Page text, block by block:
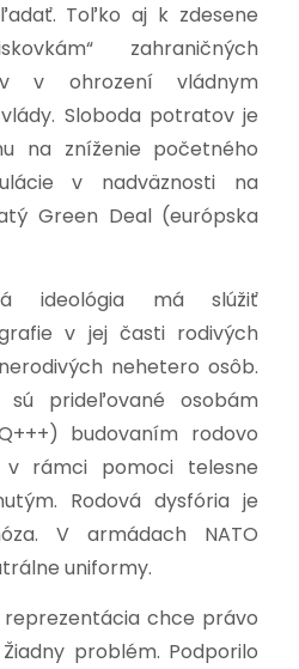
Toľko aj k zdesene
zahraničných
v ohrození vládnym
Sloboda potratov je
na zníženie početného
v nadväznosti na
Green Deal (európska
ideológia má slúžiť
v jej časti rodivých
nehetero osôb.
sú prideľované osobám
budovaním rodovo
rámci pomoci telesne
Rodová dysfória je
V armádach NATO
uniformy.
reprezentácia chce právo
problém. Podporilo